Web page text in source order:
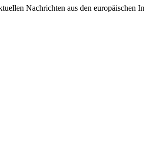
Nachrichten aus den